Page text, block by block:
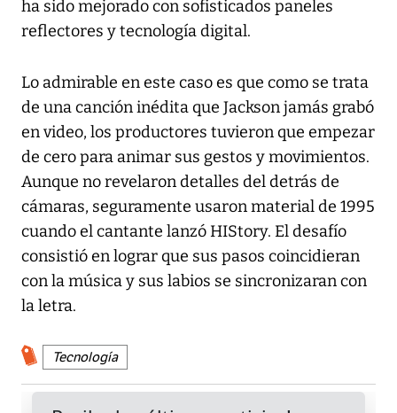
ha sido mejorado con sofisticados paneles
reflectores y tecnología digital.
Lo admirable en este caso es que como se trata
de una canción inédita que Jackson jamás grabó
en video, los productores tuvieron que empezar
de cero para animar sus gestos y movimientos.
Aunque no revelaron detalles del detrás de
cámaras, seguramente usaron material de 1995
cuando el cantante lanzó HIStory. El desafío
consistió en lograr que sus pasos coincidieran
con la música y sus labios se sincronizaran con
la letra.
Tecnología